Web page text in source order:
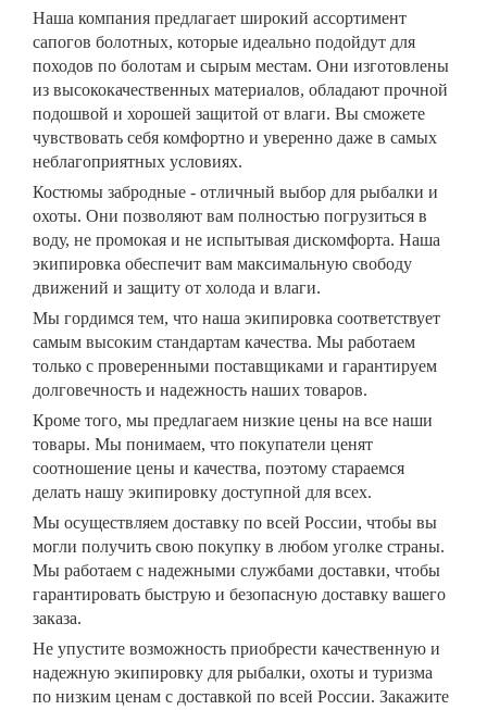
Наша компания предлагает широкий ассортимент
сапогов болотных, которые идеально подойдут для
походов по болотам и сырым местам. Они изготовлены
из высококачественных материалов, обладают прочной
подошвой и хорошей защитой от влаги. Вы сможете
чувствовать себя комфортно и уверенно даже в самых
неблагоприятных условиях.
Костюмы забродные - отличный выбор для рыбалки и
охоты. Они позволяют вам полностью погрузиться в
воду, не промокая и не испытывая дискомфорта. Наша
экипировка обеспечит вам максимальную свободу
движений и защиту от холода и влаги.
Мы гордимся тем, что наша экипировка соответствует
самым высоким стандартам качества. Мы работаем
только с проверенными поставщиками и гарантируем
долговечность и надежность наших товаров.
Кроме того, мы предлагаем низкие цены на все наши
товары. Мы понимаем, что покупатели ценят
соотношение цены и качества, поэтому стараемся
делать нашу экипировку доступной для всех.
Мы осуществляем доставку по всей России, чтобы вы
могли получить свою покупку в любом уголке страны.
Мы работаем с надежными службами доставки, чтобы
гарантировать быструю и безопасную доставку вашего
заказа.
Не упустите возможность приобрести качественную и
надежную экипировку для рыбалки, охоты и туризма
по низким ценам с доставкой по всей России. Закажите